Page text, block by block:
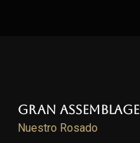
Gran Assemblage
Nuestro Rosado